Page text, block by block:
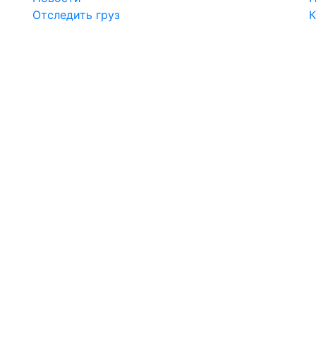
Отследить груз